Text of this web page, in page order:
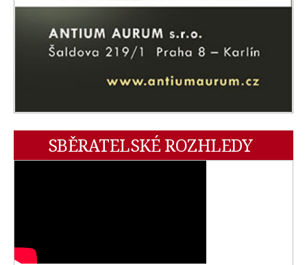
SBĚRATELSKÉ ROZHLEDY